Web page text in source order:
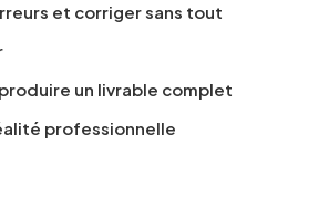
et corriger sans tout
produire un livrable complet
professionnelle